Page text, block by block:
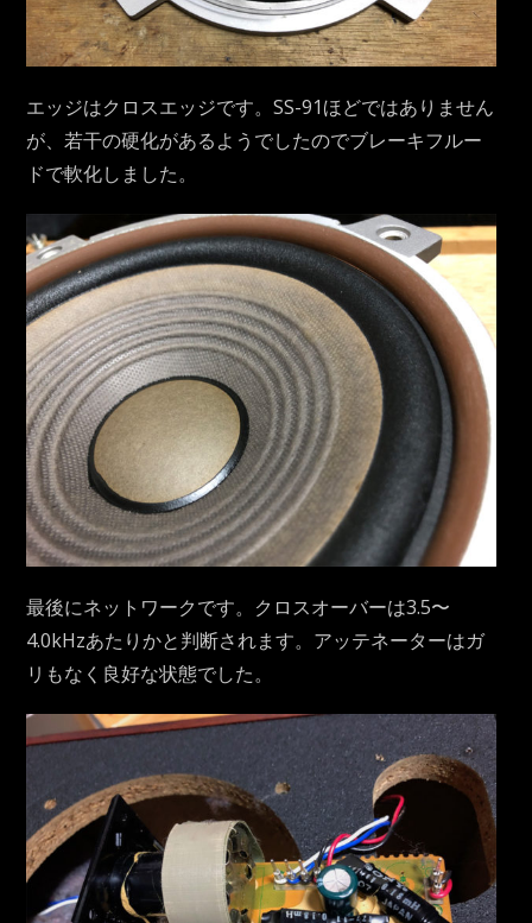
エッジはクロスエッジです。SS-91ほどではありません
が、若干の硬化があるようでしたのでブレーキフルー
ドで軟化しました。
最後にネットワークです。クロスオーバーは3.5〜
4.0kHzあたりかと判断されます。アッテネーターはガ
リもなく良好な状態でした。